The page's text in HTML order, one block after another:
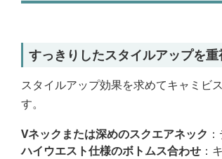
すっきりしたスタイルアップを
スタイルアップ効果を求めてキャミビ
す。
Vネックまたは深めのスクエアネック
ハイウエスト仕様のボトムス合わせ ：